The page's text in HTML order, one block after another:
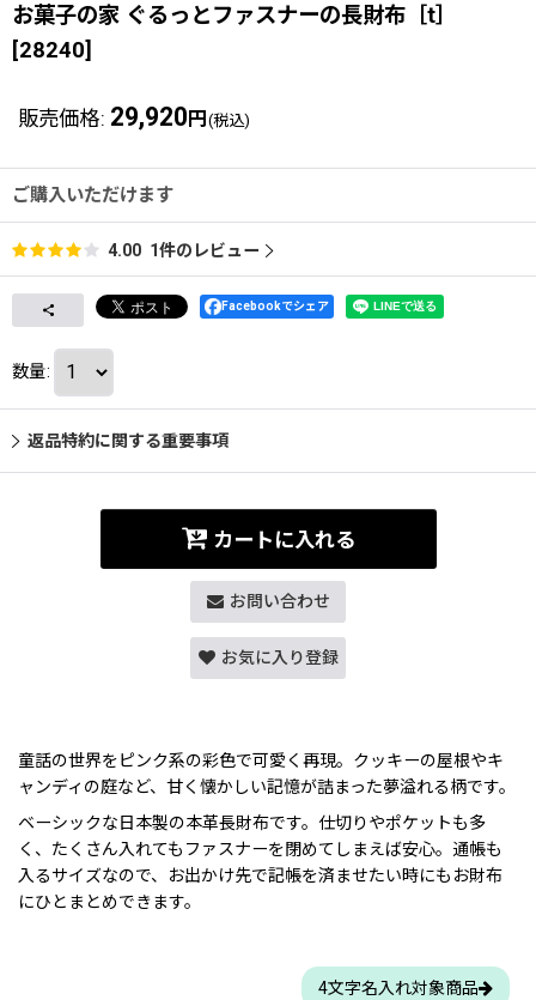
お菓子の家 ぐるっとファスナーの長財布［t］
[28240]
販売価格: 29,920 円 (税込)
ご購入いただけます
4.00 1件のレビュー
Facebookでシェア
数量:
返品特約に関する重要事項
カートに入れる
お問い合わせ
お気に入り登録
童話の世界をピンク系の彩色で可愛く再現。クッキーの屋根やキ
ャンディの庭など、甘く懐かしい記憶が詰まった夢溢れる柄です。
ベーシックな日本製の本革長財布です。仕切りやポケットも多
く、たくさん入れてもファスナーを閉めてしまえば安心。通帳も
入るサイズなので、お出かけ先で記帳を済ませたい時にもお財布
にひとまとめできます。
4文字名入れ対象商品